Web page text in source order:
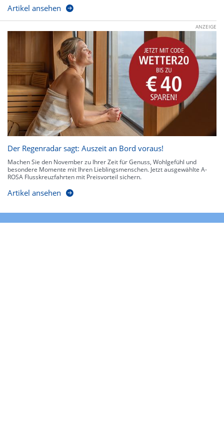
Artikel ansehen
ANZEIGE
Der Regenradar sagt: Auszeit an Bord voraus!
Machen Sie den November zu Ihrer Zeit für Genuss, Wohlgefühl und
besondere Momente mit Ihren Lieblingsmenschen. Jetzt ausgewählte A-
ROSA Flusskreuzfahrten mit Preisvorteil sichern.
Artikel ansehen